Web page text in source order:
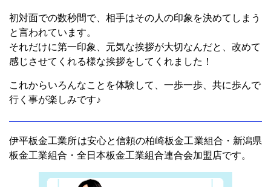
初対面での数秒間で、相手はその人の印象を決めてしまう
と言われています。
それだけに第一印象、元気な挨拶が大切なんだと、改めて
感じさせてくれる様な挨拶をしてくれました！
これからいろんなことを体験して、一歩一歩、共に歩んで
行く事が楽しみです♪
伊平板金工業所は安心と信頼の柏崎板金工業組合・新潟県
板金工業組合・全日本板金工業組合連合会加盟店です。